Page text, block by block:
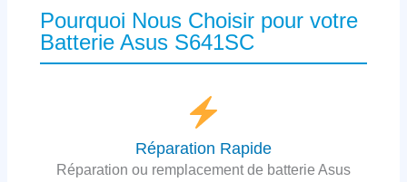
Pourquoi Nous Choisir pour votre
Batterie Asus S641SC
Réparation Rapide
Réparation ou remplacement de batterie Asus